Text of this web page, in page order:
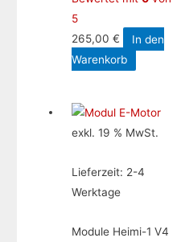
5
265,00€
In den
Warenkorb
exkl. 19 % MwSt.
Lieferzeit: 2-4
Werktage
Module Heimi-1 V4